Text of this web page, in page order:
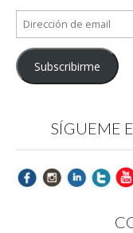
Dirección
de
email
Subscribirme
SÍGUEME